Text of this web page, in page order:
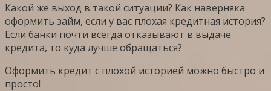
Какой же выход в такой ситуации? Как наверняка
оформить займ, если у вас плохая кредитная история?
Если банки почти всегда отказывают в выдаче
кредита, то куда лучше обращаться?
Оформить кредит с плохой историей можно быстро и
просто!